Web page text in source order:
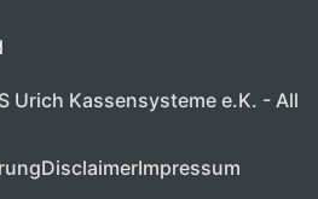
Urich Kassensysteme e.K. - All
DisclaimerImpressum